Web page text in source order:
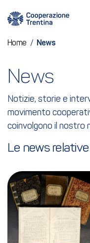
Home / News
News
Notizie, storie e
movimento
coinvolgono il nostro
Le news relative